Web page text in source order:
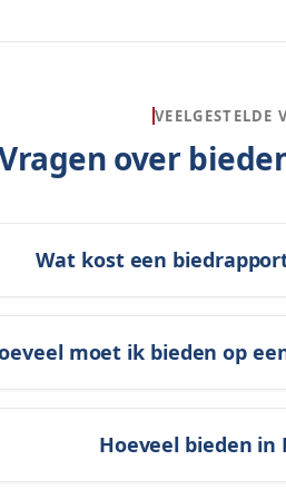
VEELGESTELDE
over
Wat kost een
moet ik bieden op
Hoeveel bieden in